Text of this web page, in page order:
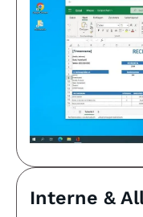
Interne &